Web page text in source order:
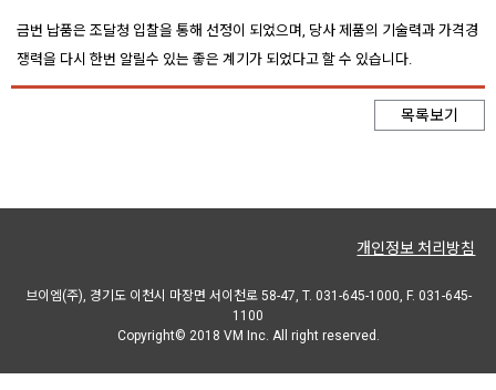
금번 납품은 조달청 입찰을 통해 선정이 되었으며, 당사 제품의 기술력과 가격경
쟁력을 다시 한번 알릴수 있는 좋은 계기가 되었다고 할 수 있습니다.
목록보기
개인정보 처리방침
브이엠(주), 경기도 이천시 마장면 서이천로 58-47, T. 031-645-1000, F. 031-645-
1100
Copyright© 2018 VM Inc. All right reserved.